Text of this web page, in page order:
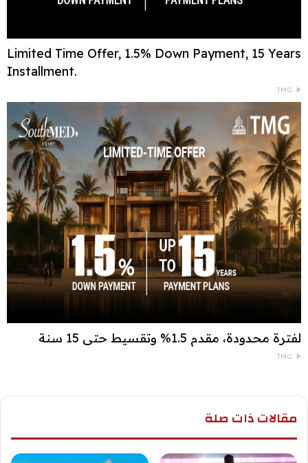
Limited Time Offer, 1.5% Down Payment, 15 Years
Installment.
TMG
لفترة محدودة، مقدم 1.5% وتقسيط حتى 15 سنة
TMG
مقالات ذات صلة